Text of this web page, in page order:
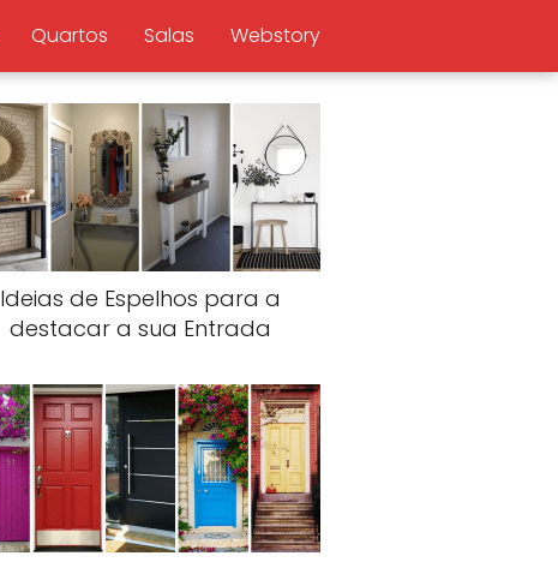
Quartos Salas Webstory
Ideias de Espelhos para a
destacar a sua Entrada